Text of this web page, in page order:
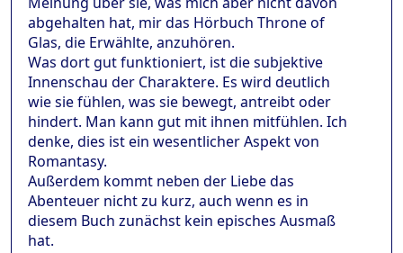
abgehalten hat, mir das Hörbuch Throne of
Glas, die Erwählte, anzuhören.
Was dort gut funktioniert, ist die subjektive
Innenschau der Charaktere. Es wird deutlich
wie sie fühlen, was sie bewegt, antreibt oder
hindert. Man kann gut mit ihnen mitfühlen. Ich
denke, dies ist ein wesentlicher Aspekt von
Romantasy.
Außerdem kommt neben der Liebe das
Abenteuer nicht zu kurz, auch wenn es in
diesem Buch zunächst kein episches Ausmaß
hat.